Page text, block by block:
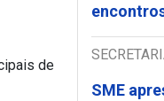
de
SME